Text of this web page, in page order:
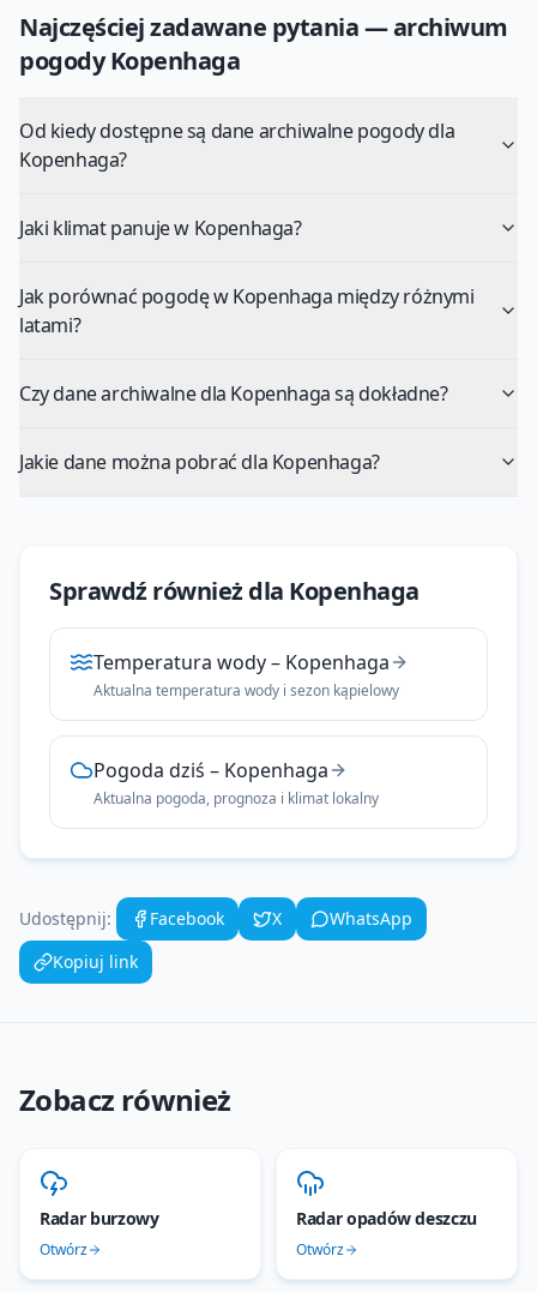
Najczęściej zadawane pytania — archiwum
pogodyKopenhaga
Od kiedy dostępne są dane archiwalne pogody dla
Kopenhaga?
Jaki klimat panuje w Kopenhaga?
Jak porównać pogodę w Kopenhaga między różnymi
latami?
Czy dane archiwalne dla Kopenhaga są dokładne?
Jakie dane można pobrać dla Kopenhaga?
Sprawdź również dla Kopenhaga
Temperatura wody– Kopenhaga
Aktualna temperatura wody i sezon kąpielowy
Pogoda dziś – Kopenhaga
Aktualna pogoda, prognoza i klimat lokalny
Udostępnij: Facebook X
WhatsApp
Kopiuj link
Zobacz również
Radar burzowy
Otwórz
Radar opadów deszczu
Otwórz